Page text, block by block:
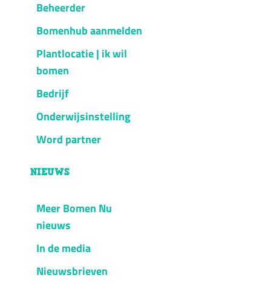
Beheerder
Bomenhub aanmelden
Plantlocatie | ik wil
bomen
Bedrijf
Onderwijsinstelling
Word partner
NIEUWS
Meer Bomen Nu
nieuws
In de media
Nieuwsbrieven